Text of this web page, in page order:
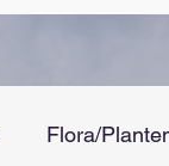
Flora/